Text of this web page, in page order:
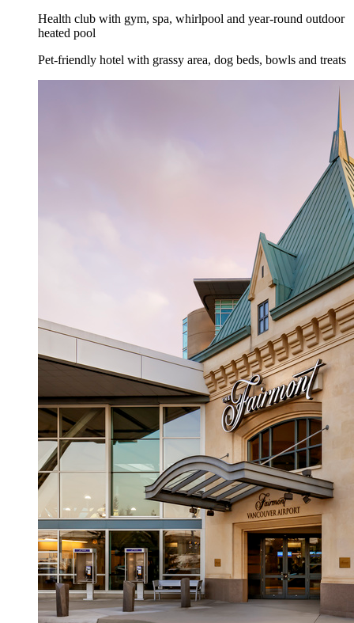
Health club with gym, spa, whirlpool and year-round outdoor
heated pool
Pet-friendly hotel with grassy area, dog beds, bowls and treats